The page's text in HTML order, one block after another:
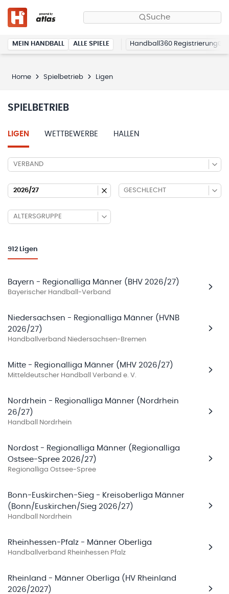
Suche
MEIN HANDBALL ALLE SPIELE Handball360 Registrierung
Home Spielbetrieb Ligen
SPIELBETRIEB
LIGEN WETTBEWERBE HALLEN
VERBAND
2026/27 GESCHLECHT
ALTERSGRUPPE
912 Ligen
Bayern - Regionalliga Männer (BHV 2026/27)
Bayerischer Handball-Verband
Niedersachsen - Regionalliga Männer (HVNB
2026/27)
Handballverband Niedersachsen-Bremen
Mitte - Regionalliga Männer (MHV 2026/27)
Mitteldeutscher Handball Verband e. V.
Nordrhein - Regionalliga Männer (Nordrhein
26/27)
Handball Nordrhein
Nordost - Regionalliga Männer (Regionalliga
Ostsee-Spree 2026/27)
Regionalliga Ostsee-Spree
Bonn-Euskirchen-Sieg - Kreisoberliga Männer
(Bonn/Euskirchen/Sieg 2026/27)
Handball Nordrhein
Rheinhessen-Pfalz - Männer Oberliga
Handballverband Rheinhessen Pfalz
Rheinland - Männer Oberliga (HV Rheinland
2026/2027)